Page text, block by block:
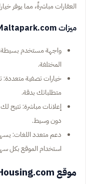
العقارات مباشرةً، مما يوفر
ميزات Maltapark.com
واجهة مستخدم بسيطة:
المختلفة.
خيارات تصفية
متطلباتك بدقة.
إعلانات مباشرة: تتيح
دون وسيط.
دعم متعدد اللغات:
استخدام الموقع بكل
موقع MaltaHousing.com